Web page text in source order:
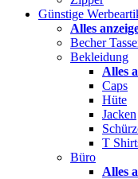
Günstige
Alles
Becher
Bekleidung
Alles
Caps
Hüte
Jacken
T
Büro
Alles